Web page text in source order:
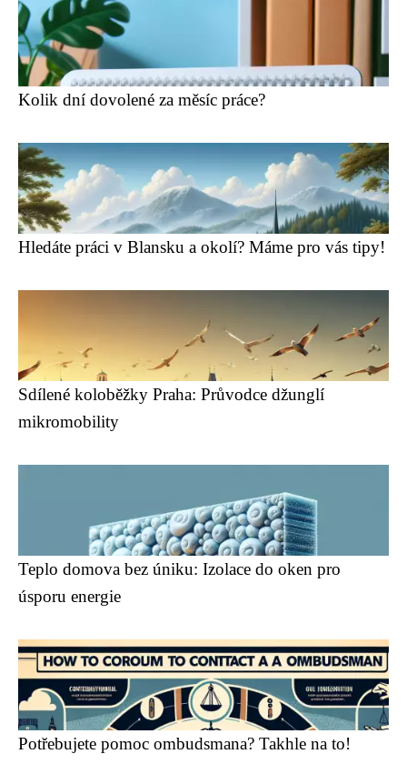
Kolik dní dovolené za měsíc práce?
Hledáte práci v Blansku a okolí? Máme pro vás tipy!
Sdílené koloběžky Praha: Průvodce džunglí
mikromobility
Teplo domova bez úniku: Izolace do oken pro
úsporu energie
Potřebujete pomoc ombudsmana? Takhle na to!